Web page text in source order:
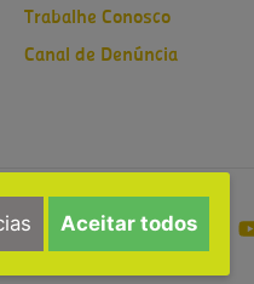
Aceitar todos
Trabalhe Conosco
Canal de Denúncia